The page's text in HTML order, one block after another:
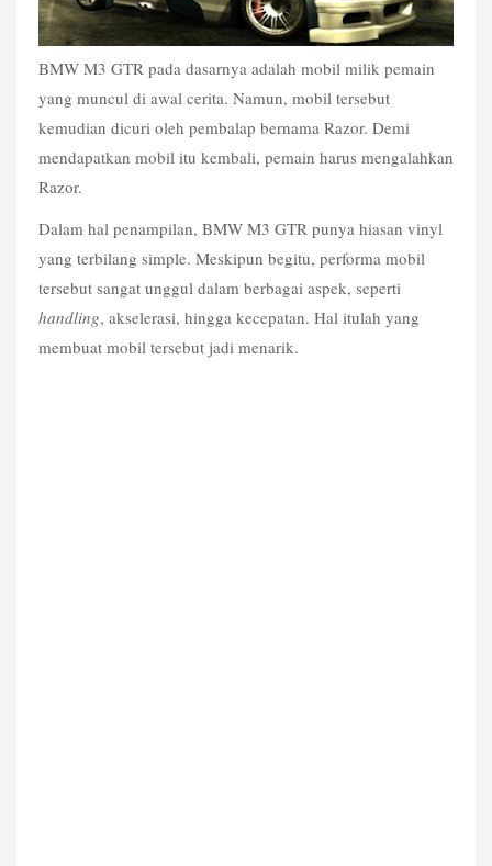
BMW M3 GTR pada dasarnya adalah mobil milik pemain
yang muncul di awal cerita. Namun, mobil tersebut
kemudian dicuri oleh pembalap bernama Razor. Demi
mendapatkan mobil itu kembali, pemain harus mengalahkan
Razor.
Dalam hal penampilan, BMW M3 GTR punya hiasan vinyl
yang terbilang simple. Meskipun begitu, performa mobil
handling, akselerasi, hingga kecepatan. Hal itulah yang
membuat mobil tersebut jadi menarik.